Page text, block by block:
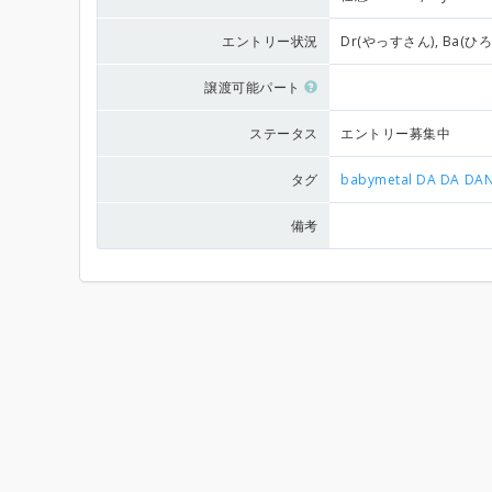
エントリー状況 Dr(やっすさん), Ba(ひ
譲渡可能パート
ステータス エントリー募集中
タグ babymetal DA DA
備考